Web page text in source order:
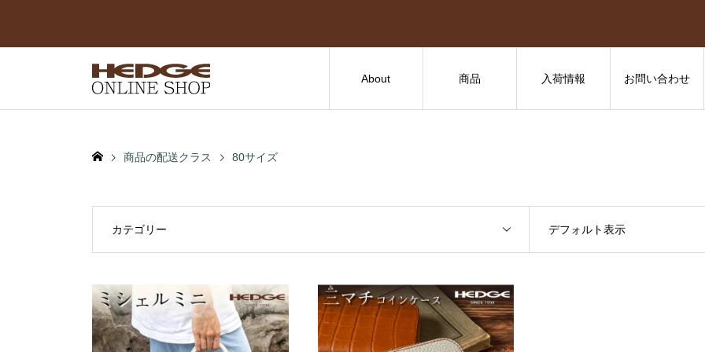
About 商品 入荷情報 お問い合わせ
商品の配送クラス 80サイズ
カテゴリー デフォルト表示